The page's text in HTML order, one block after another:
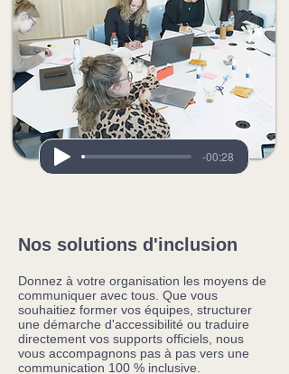
-00:28
Nos solutions d'inclusion
Donnez à votre organisation les moyens de
communiquer avec tous. Que vous
souhaitiez former vos équipes, structurer
une démarche d'accessibilité ou traduire
directement vos supports officiels, nous
vous accompagnons pas à pas vers une
communication 100 % inclusive.